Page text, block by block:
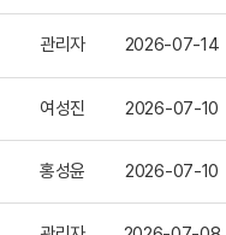
관리자 2026-07-14
여성진 2026-07-10
홍성윤 2026-07-10